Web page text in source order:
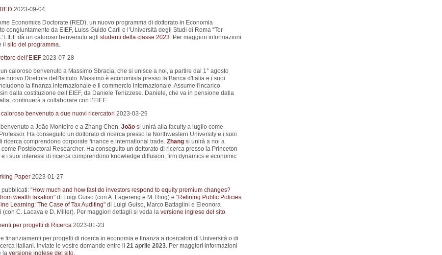
2023-09-04
Economics Doctorate (RED), un nuovo programma di dottorato in Economia
congiuntamente da EIEF, Luiss Guido Carli e l’Università degli Studi di Roma “Tor
dà un caloroso benvenuto agli studenti della classe 2023. Per maggiori informazioni
il sito del programma.
dell’EIEF 2023-07-28
un caloroso benvenuto a Massimo Sbracia, che si unisce a noi, a partire dal 1° agosto
nuovo Direttore dell'Istituto. Massimo è economista presso la Banca d'Italia e i suoi
la finanza internazionale e il commercio internazionale. Assume l'incarico
dalla costituzione dell’EIEF, da Daniele Terlizzese. Daniele, che va in pensione dalla
continuerà a collaborare con l’EIEF.
caloroso benvenuto a due nuovi ricercatori 2023-03-29
benvenuto a João Monteiro e a Zhang Chen. Joãosi unirà alla faculty a luglio come
Ha conseguito un dottorato di ricerca presso la Northwestern University e i suoi
ricerca comprendono corporate finance e international trade. Zhangsi unirà a noi a
come Postdoctoral Researcher. Ha conseguito un dottorato di ricerca presso la Princeton
e i suoi interessi di ricerca comprendono knowledge diffusion, firm dynamics e economic
Paper 2023-01-27
pubblicati: "How much and how fast do investors respond to equity premium changes?
wealth taxation" di Luigi Guiso (con A. Fagereng e M. Ring) e "Refining Public Policies
Learning: The Case of Tax Auditing" di Luigi Guiso, Marco Battaglini e Eleonora
(con C. Lacava e D. Miller). Per maggiori dettagli si veda la versione inglese del sito.
per progetti di Ricerca 2023-01-23
finanziamenti per progetti di ricerca in economia e finanza a ricercatori di Università o di
italiani. Inviate le vostre domande entro il 21 aprile 2023. Per maggiori informazioni
la versione inglese del sito.